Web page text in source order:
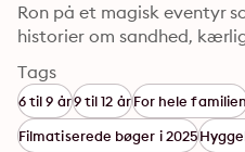
Ron på et magisk eventyr
historier om sandhed,
Tags
6 til 9 år9 til 12 årFor hele
Filmatiserede bøger i 2025